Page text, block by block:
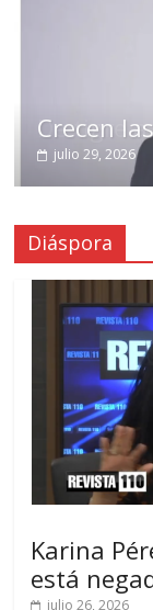
Crecen
julio 29, 2026
Diáspora
Karina
está
julio 26, 2026